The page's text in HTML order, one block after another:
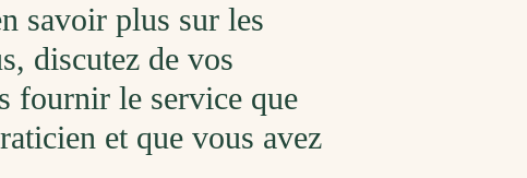
savoir plus sur les
discutez de vos
fournir le service que
et que vous avez